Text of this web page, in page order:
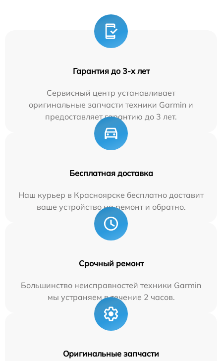
Гарантия до 3-х лет
Сервисный центр устанавливает
оригинальные запчасти техники Garmin и
предоставляет гарантию до 3 лет.
Бесплатная доставка
Наш курьер в Красноярске бесплатно доставит
ваше устройство на ремонт и обратно.
Срочный ремонт
Большинство неисправностей техники Garmin
мы устраняем в течение 2 часов.
Оригинальные запчасти